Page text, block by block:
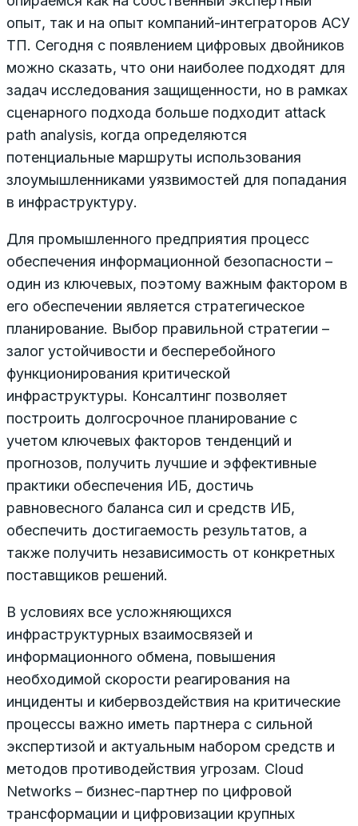
опыт, так и на опыт компаний-интеграторов АСУ
ТП. Сегодня с появлением цифровых двойников
можно сказать, что они наиболее подходят для
задач исследования защищенности, но в рамках
сценарного подхода больше подходит attack
path analysis, когда определяются
потенциальные маршруты использования
злоумышленниками уязвимостей для попадания
в инфраструктуру.
Для промышленного предприятия процесс
обеспечения информационной безопасности –
один из ключевых, поэтому важным фактором в
его обеспечении является стратегическое
планирование. Выбор правильной стратегии –
залог устойчивости и бесперебойного
функционирования критической
инфраструктуры. Консалтинг позволяет
построить долгосрочное планирование с
учетом ключевых факторов тенденций и
прогнозов, получить лучшие и эффективные
практики обеспечения ИБ, достичь
равновесного баланса сил и средств ИБ,
обеспечить достигаемость результатов, а
также получить независимость от конкретных
поставщиков решений.
В условиях все усложняющихся
инфраструктурных взаимосвязей и
информационного обмена, повышения
необходимой скорости реагирования на
инциденты и кибервоздействия на критические
процессы важно иметь партнера с сильной
экспертизой и актуальным набором средств и
методов противодействия угрозам. Cloud
Networks – бизнес-партнер по цифровой
трансформации и цифровизации крупных